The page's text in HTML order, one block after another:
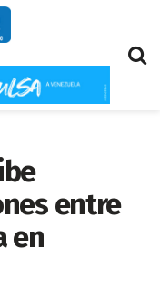
entre
en